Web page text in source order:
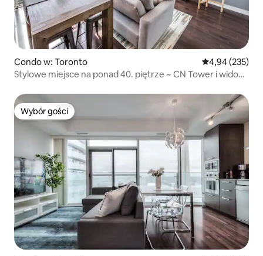
Condo w: Toronto Średnia
4,94 (235)
Stylowe miejsce na ponad 40. piętrze ~ CN Tower i widok
Wybór gości
Wybór gości